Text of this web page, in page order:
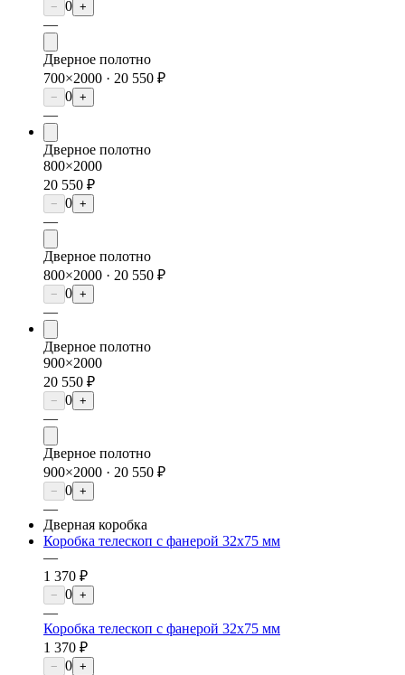
− 0 +
—
Дверное полотно
700×2000 · 20 550 ₽
− 0 +
—
Дверное полотно
800×2000
20 550 ₽
− 0 +
—
Дверное полотно
800×2000 · 20 550 ₽
− 0 +
—
Дверное полотно
900×2000
20 550 ₽
− 0 +
—
Дверное полотно
900×2000 · 20 550 ₽
− 0 +
—
Дверная коробка
Коробка телескоп с фанерой 32х75 мм
—
1 370 ₽
− 0 +
—
Коробка телескоп с фанерой 32х75 мм
1 370 ₽
− 0 +